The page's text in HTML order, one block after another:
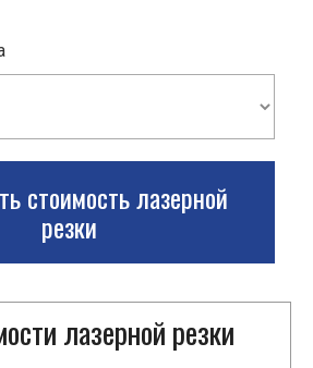
стоимость лазерной
резки
лазерной резки